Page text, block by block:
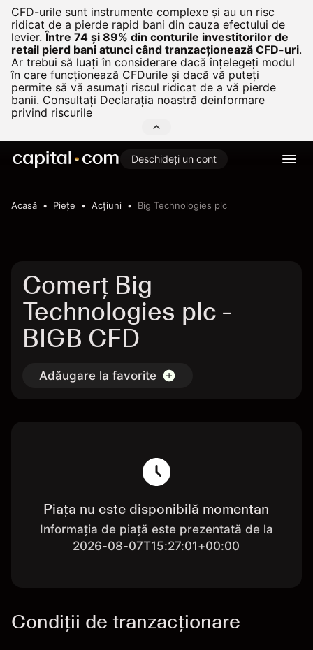
CFD-urile sunt instrumente complexe și au un risc
ridicat de a pierde rapid bani din cauza efectului de
levier. Între 74 și 89% din conturile investitorilor de
retail pierd bani atunci când tranzacționează CFD-uri.
Ar trebui să luați în considerare dacă înțelegeți modul
în care funcționează CFDurile și dacă vă puteți
permite să vă asumați riscul ridicat de a vă pierde
banii. Consultați Declarația noastră deinformare
privind riscurile
Deschideți un cont
Acasă Pieţe Acțiuni Big Technologies plc
Comerț Big
Technologies plc -
BIGB CFD
Adăugare la favorite
Piața nu este disponibilă momentan
Informația de piață este prezentată de la
2026-08-07T15:27:01+00:00
Condiții de tranzacționare